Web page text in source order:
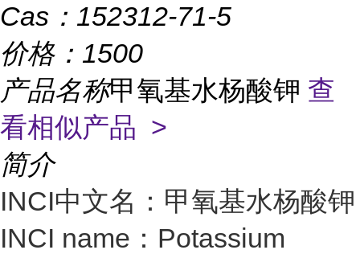
Cas： 152312-71-5
价格： 1500
产品名称甲氧基水杨酸钾 查
看相似产品 >
简介
INCI中文名：甲氧基水杨酸钾
INCI name：Potassium